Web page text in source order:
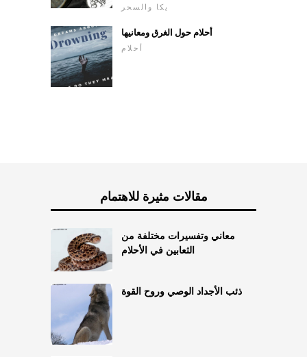
يكا والسحر
أحلام حول الغرق ومعانيها
أحلام
مقالات مثيرة للاهتمام
معاني وتفسيرات مختلفة من
الثعابين في الأحلام
ذئب الأجداد الوصي وروح القوة